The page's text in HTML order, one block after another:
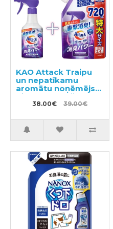
KAO Attack Traipu
un nepatīkamu
aromātu noņēmējs
pirms mazgāšanas
300ml + pildviela
38.00€ 39.00€